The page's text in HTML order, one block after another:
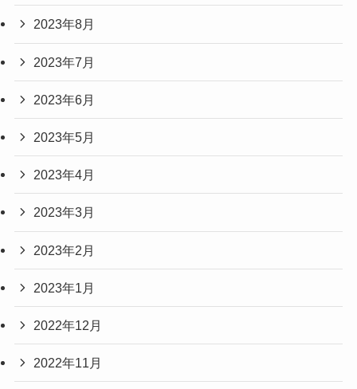
2023年8月
2023年7月
2023年6月
2023年5月
2023年4月
2023年3月
2023年2月
2023年1月
2022年12月
2022年11月